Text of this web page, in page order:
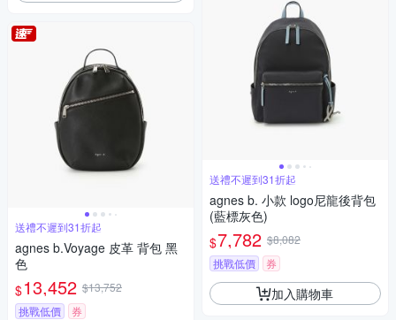
送禮不遲到31折起
agnes b.Voyage 皮革 背包 黑
色
$13,452 $13,752
挑戰低價
券
送禮不遲到31折起
agnes b. 小款 logo尼龍後背包
(藍標灰色)
$7,782 $8,082
挑戰低價
券
加入購物車